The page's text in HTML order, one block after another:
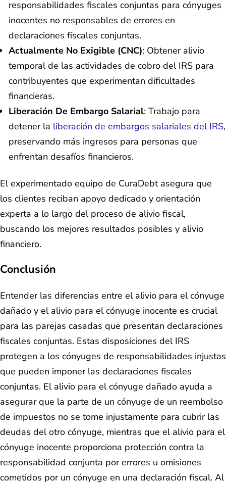
responsabilidades fiscales conjuntas para cónyuges
inocentes no responsables de errores en
declaraciones fiscales conjuntas.
Actualmente No Exigible (CNC): Obtener alivio
temporal de las actividades de cobro del IRS para
contribuyentes que experimentan dificultades
financieras.
Liberación De Embargo Salarial: Trabajo para
detener la liberación de embargos salariales del IRS,
preservando más ingresos para personas que
enfrentan desafíos financieros.
El experimentado equipo de CuraDebt asegura que
los clientes reciban apoyo dedicado y orientación
experta a lo largo del proceso de alivio fiscal,
buscando los mejores resultados posibles y alivio
financiero.
Conclusión
Entender las diferencias entre el alivio para el cónyuge
dañado y el alivio para el cónyuge inocente es crucial
para las parejas casadas que presentan declaraciones
fiscales conjuntas. Estas disposiciones del IRS
protegen a los cónyuges de responsabilidades injustas
que pueden imponer las declaraciones fiscales
conjuntas. El alivio para el cónyuge dañado ayuda a
asegurar que la parte de un cónyuge de un reembolso
de impuestos no se tome injustamente para cubrir las
deudas del otro cónyuge, mientras que el alivio para el
cónyuge inocente proporciona protección contra la
responsabilidad conjunta por errores u omisiones
cometidos por un cónyuge en una declaración fiscal. Al